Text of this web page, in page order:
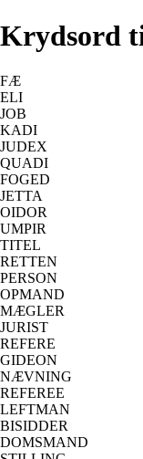
Krydsord
FÆ
ELI
JOB
KADI
JUDEX
QUADI
FOGED
JETTA
OIDOR
UMPIR
TITEL
RETTEN
PERSON
OPMAND
MÆGLER
JURIST
REFERE
GIDEON
NÆVNING
REFEREE
LEFTMAN
BISIDDER
DOMSMAND